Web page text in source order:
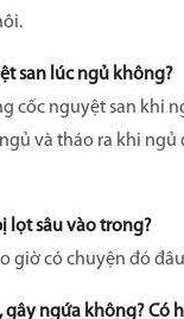
san lúc ngủ không?
cốc nguyệt san khi
và tháo ra khi
lọt sâu vào trong?
giờ có chuyện đó
gây ngứa không? Có